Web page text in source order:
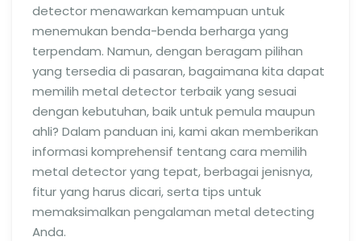
detector menawarkan kemampuan untuk
menemukan benda-benda berharga yang
terpendam. Namun, dengan beragam pilihan
yang tersedia di pasaran, bagaimana kita dapat
memilih metal detector terbaik yang sesuai
dengan kebutuhan, baik untuk pemula maupun
ahli? Dalam panduan ini, kami akan memberikan
informasi komprehensif tentang cara memilih
metal detector yang tepat, berbagai jenisnya,
fitur yang harus dicari, serta tips untuk
memaksimalkan pengalaman metal detecting
Anda.